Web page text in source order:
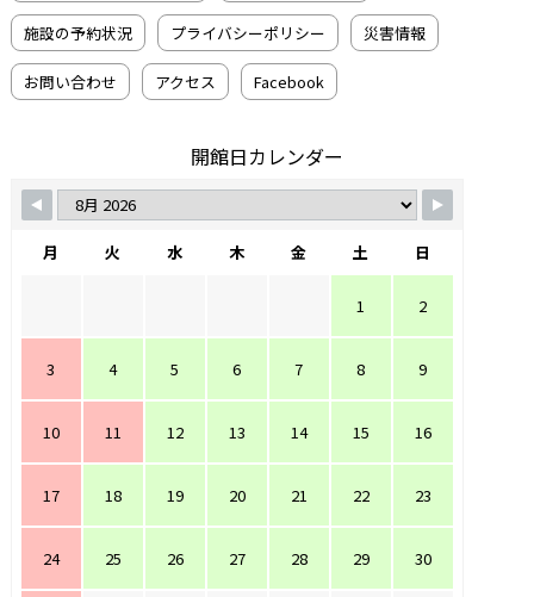
施設の予約状況 プライバシーポリシー 災害情報
お問い合わせ アクセス Facebook
開館日カレンダー
月 火 水 木 金 土 日
1 2
3 4 5 6 7 8 9
10 11 12 13 14 15 16
17 18 19 20 21 22 23
24 25 26 27 28 29 30